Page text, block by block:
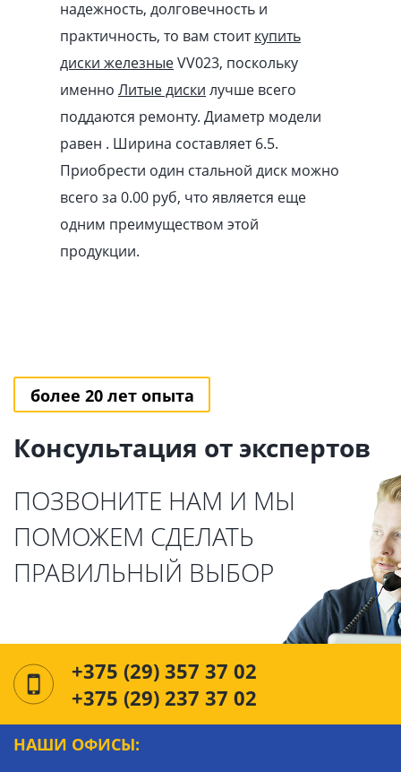
надежность, долговечность и
практичность, то вам стоиткупить
диски железныеVV023, поскольку
именно Литые диски лучше всего
поддаются ремонту. Диаметр модели
равен . Ширина составляет 6.5.
Приобрести один стальной диск можно
всего за 0.00 pуб, что является еще
одним преимуществом этой
продукции.
более 20 лет опыта
Консультация от экспертов
ПОЗВОНИТЕ НАМ И МЫ
ПОМОЖЕМ СДЕЛАТЬ
ПРАВИЛЬНЫЙ ВЫБОР
+375 (29) 357 37 02
+375 (29) 237 37 02
НАШИ ОФИСЫ: